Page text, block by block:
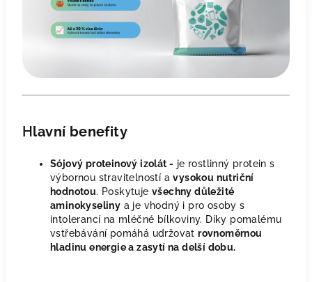
Hlavní benefity
Sójový proteinový izolát - je rostlinný protein s
výbornou stravitelností avysokou nutriční
hodnotou. Poskytujevšechny důležité
aminokyseliny a je vhodný i pro osoby s
intolerancí na mléčné bílkoviny. Díky pomalému
vstřebávání pomáhá udržovatrovnoměrnou
hladinu energie a zasytí na delší dobu.